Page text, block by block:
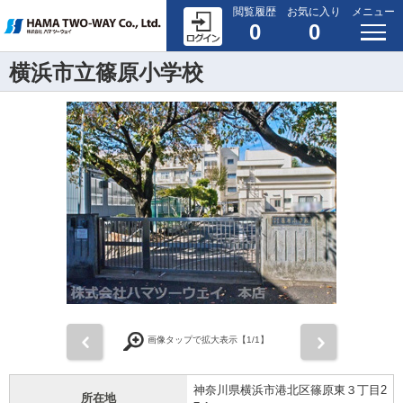
閲覧履歴
0
お気に入り
0
メニュー
横浜市立篠原小学校
画像タップで拡大表示【1/1】
所在地
神奈川県横浜市港北区篠原東３丁目2